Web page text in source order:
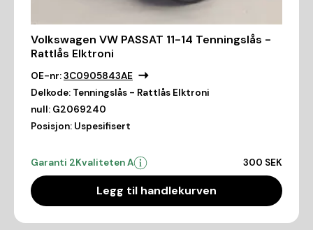
Volkswagen VW PASSAT 11-14 Tenningslås -
Rattlås Elktroni
OE-nr:3C0905843AE
Delkode: Tenningslås - Rattlås Elktroni
null: G2069240
Posisjon: Uspesifisert
Garanti 2Kvaliteten A 300 SEK
Legg til handlekurven